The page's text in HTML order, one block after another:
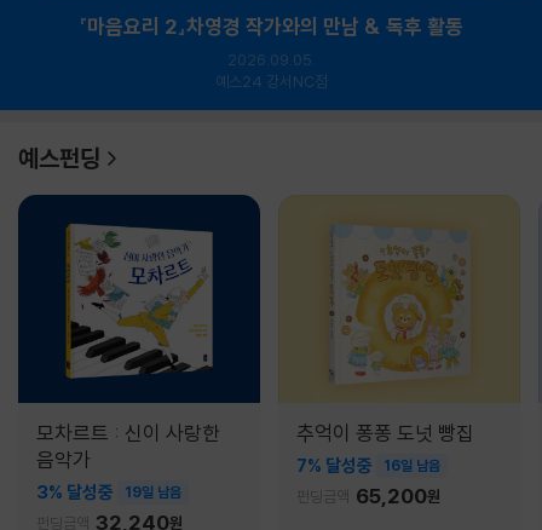
『마음요리 2』차영경 작가와의 만남 & 독후 활동
2026.09.05.
예스24 강서NC점
예스펀딩
모차르트 : 신이 사랑한
음악가
3% 달성중 19일 남음
펀딩금액 32,240원
추억이 퐁퐁 도넛 빵집
7% 달성중 16일 남음
펀딩금액 65,200원